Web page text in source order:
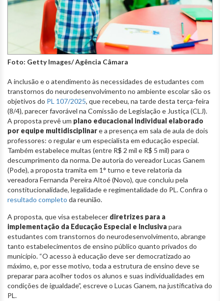
Foto: Getty Images/ Agência Câmara
A inclusão e o atendimento às necessidades de estudantes com
transtornos do neurodesenvolvimento no ambiente escolar são os
objetivos do PL 107/2025, que recebeu, na tarde desta terça-feira
(8/4), parecer favorável na Comissão de Legislação e Justiça (CLJ).
A proposta prevê um plano educacional individual elaborado
por equipe multidisciplinare a presença em sala de aula de dois
professores: o regular e um especialista em educação especial.
Também estabelece multas (entre R$ 2 mil e R$ 5 mil) para o
descumprimento da norma. De autoria do vereador Lucas Ganem
(Pode), a proposta tramita em 1° turno e teve relatoria da
vereadora Fernanda Pereira Altoé (Novo), que concluiu pela
constitucionalidade, legalidade e regimentalidade do PL. Confira o
resultado completo da reunião.
A proposta, que visa estabelecer diretrizes para a
implementação da Educação Especial e Inclusivapara
estudantes com transtornos do neurodesenvolvimento, abrange
tanto estabelecimentos de ensino público quanto privados do
município. “O acesso à educação deve ser democratizado ao
máximo, e, por esse motivo, toda a estrutura de ensino deve se
preparar para acolher todos os alunos e suas individualidades em
condições de igualdade”, escreve o Lucas Ganem, na justificativa do
PL.